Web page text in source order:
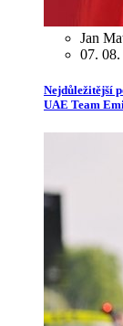
Jan
07.
Nejdůležitější
UAE Team